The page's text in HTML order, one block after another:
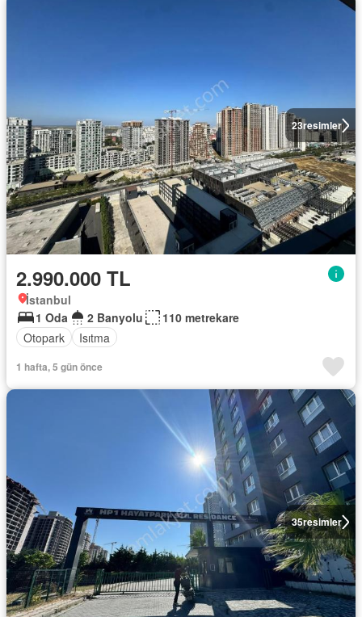
23resimler
2.990.000 TL
İstanbul
1 Oda
2 Banyolu
110 metrekare
Otopark
Isıtma
1 hafta, 5 gün önce
35resimler